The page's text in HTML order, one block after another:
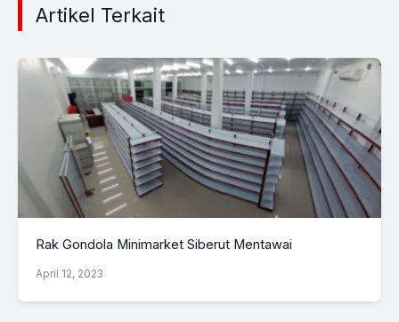
Artikel Terkait
Rak Gondola Minimarket Siberut Mentawai
April 12, 2023